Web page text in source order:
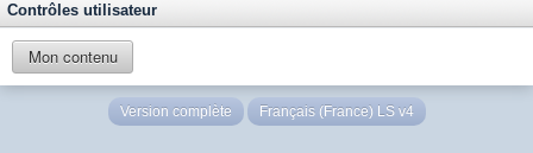
Contrôles utilisateur
Mon contenu
Version complète Français (France) LS v4